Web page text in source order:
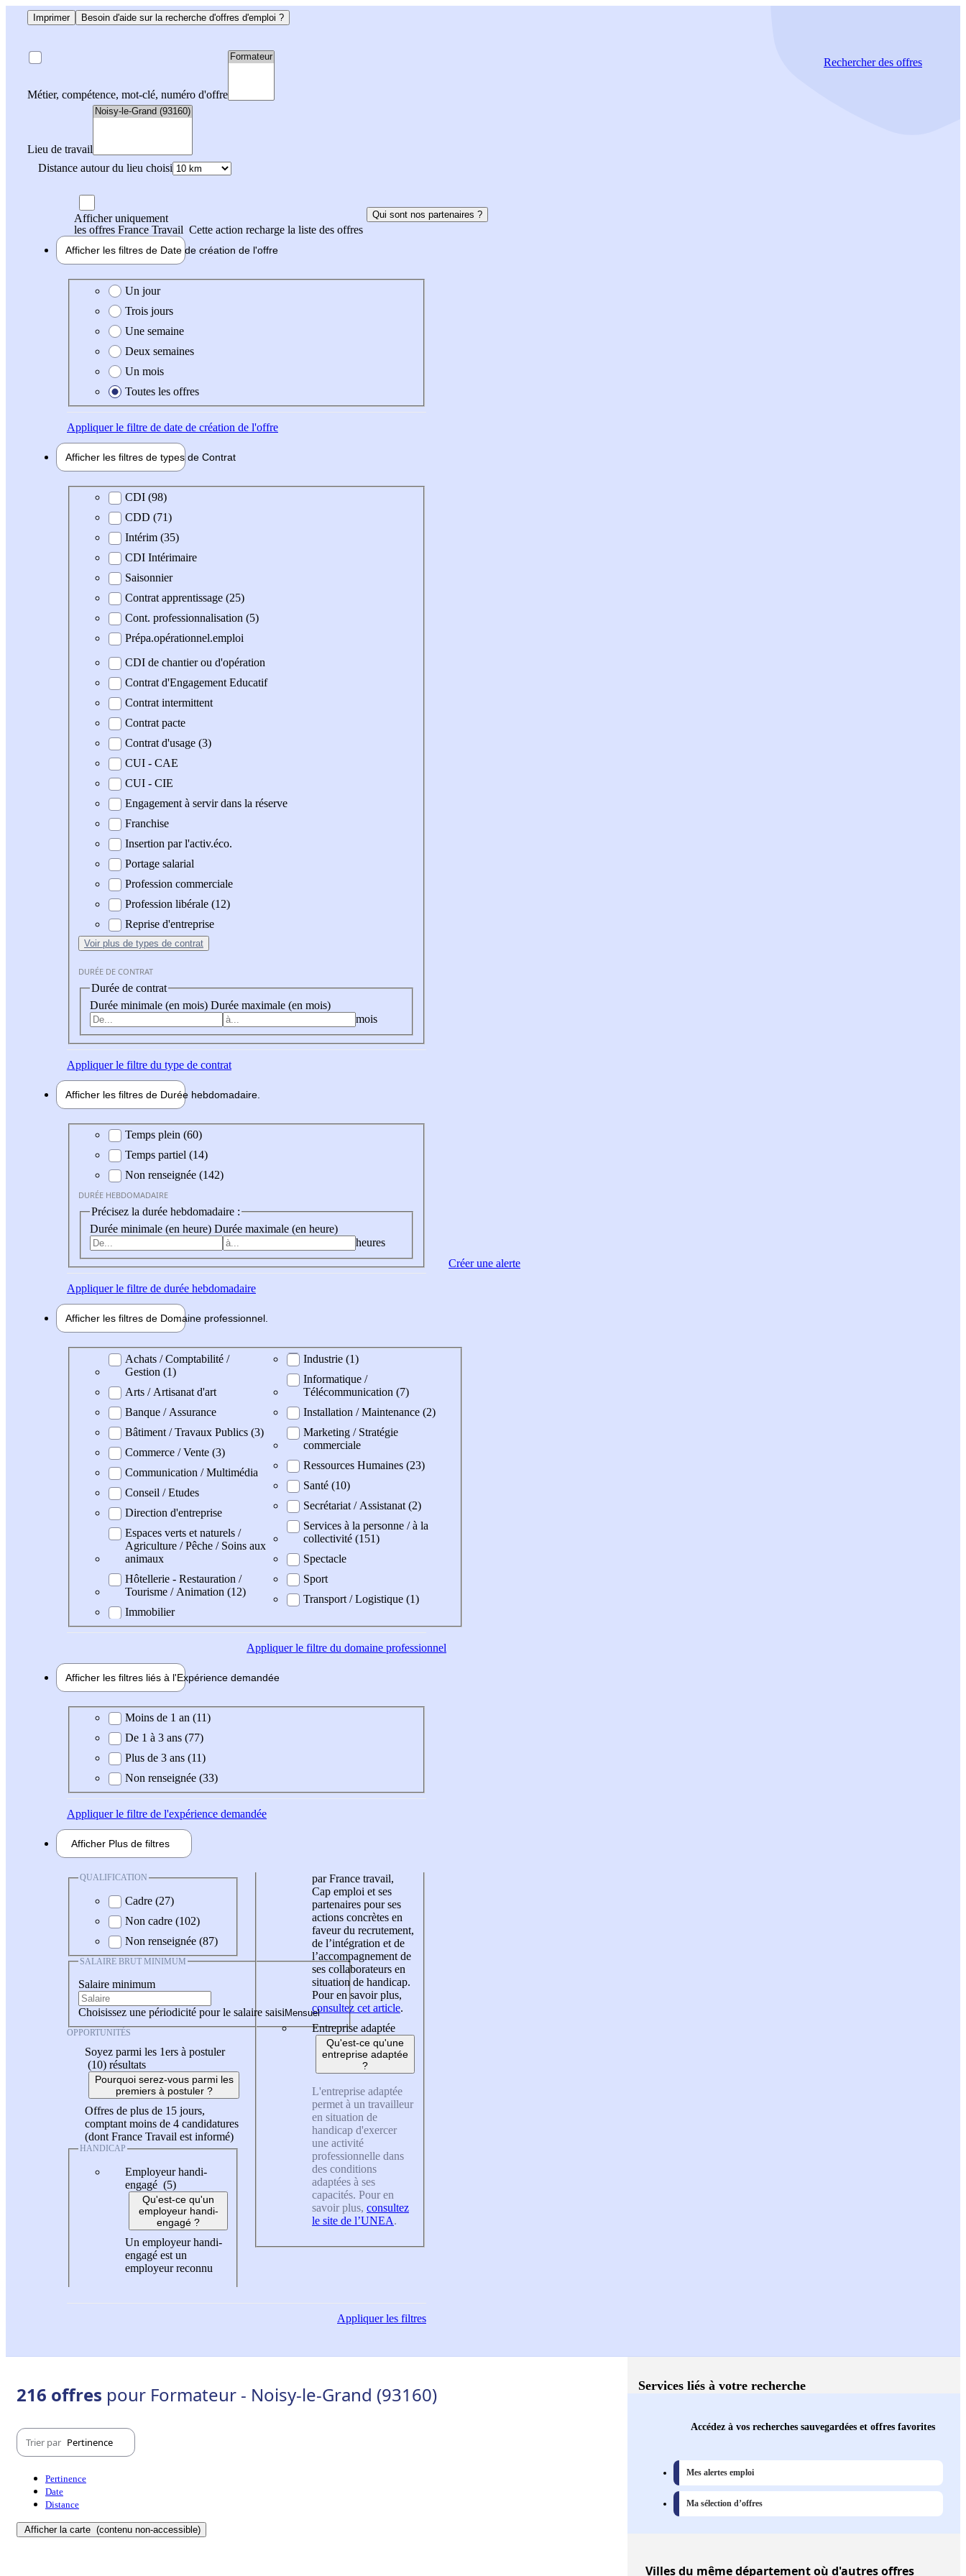
Imprimer Besoin d'aide sur la recherche d'offres d'emploi ?
Métier, compétence, mot-clé, numéro d'offre
Lieu de travail
Distance autour du lieu choisi
Rechercherdes offres
Afficher uniquement
les offres France Travail Cette action recharge la liste des offres
Qui sont nos partenaires ?
Afficher les filtres de Date de création de l'offre
Date de création de l'offre
Un jour
Trois jours
Une semaine
Deux semaines
Un mois
Toutes les offres
Appliquerle filtre de date de création de l'offre
Afficher les filtres de types de Contrat
Type de contratCDI (98)
CDD (71)
Intérim (35)
CDI Intérimaire
Saisonnier
Contrat apprentissage (25)
Cont. professionnalisation (5)
Prépa.opérationnel.emploi
CDI de chantier ou d'opération
Contrat d'Engagement Educatif
Contrat intermittent
Contrat pacte
Contrat d'usage (3)
CUI - CAE
CUI - CIE
Engagement à servir dans la réserve
Franchise
Insertion par l'activ.éco.
Portage salarial
Profession commerciale
Profession libérale (12)
Reprise d'entreprise
Voir plus de types de contrat
DURÉE DE CONTRAT
Durée de contrat
Durée minimale (en mois) Durée maximale (en mois)
mois
Appliquerle filtre du type de contrat
Afficher les filtres de Durée hebdomadaire
Durée hebdomadaire
Temps plein (60)
Temps partiel (14)
Non renseignée (142)
DURÉE HEBDOMADAIRE
Précisez la durée hebdomadaire :
Durée minimale (en heure) Durée maximale (en heure)
heures
Appliquerle filtre de durée hebdomadaire
Afficher les filtres de Domaine professionnel
Domaine professionel
Achats / Comptabilité /
Gestion (1)
Arts / Artisanat d'art
Banque / Assurance
Bâtiment / Travaux Publics (3)
Commerce / Vente (3)
Communication / Multimédia
Conseil / Etudes
Direction d'entreprise
Espaces verts et naturels /
Agriculture / Pêche / Soins aux
animaux
Hôtellerie - Restauration /
Tourisme / Animation (12)
Immobilier
Industrie (1)
Informatique /
Télécommunication (7)
Installation / Maintenance (2)
Marketing / Stratégie
commerciale
Ressources Humaines (23)
Santé (10)
Secrétariat / Assistanat (2)
Services à la personne / à la
collectivité (151)
Spectacle
Sport
Transport / Logistique (1)
Appliquerle filtre du domaine professionnel
Afficher les filtres liés à l'Expérience demandée
Expérience demandée
Moins de 1 an (11)
De 1 à 3 ans (77)
Plus de 3 ans (11)
Non renseignée (33)
Appliquerle filtre de l'expérience demandée
Afficher Plus de filtres
QUALIFICATION
Cadre (27)
Non cadre (102)
Non renseignée (87)
SALAIRE BRUT MINIMUM
Salaire minimum
Choisissez une périodicité pour le salaire saisi
OPPORTUNITÉS
Soyez parmi les 1ers à postuler
(10) résultats
Pourquoi serez-vous parmi les
premiers à postuler ?
Offres de plus de 15 jours,
comptant moins de 4 candidatures
(dont France Travail est informé)
HANDICAP
Employeur handi-
engagé (5)
Qu'est-ce qu'un
employeur handi-
engagé ?
Un employeur handi-
engagé est un
employeur reconnu
par France travail,
Cap emploi et ses
partenaires pour ses
actions concrètes en
faveur du recrutement,
de l’intégration et de
l’accompagnement de
ses collaborateurs en
situation de handicap.
Pour en savoir plus,
consultez cet article.
Entreprise adaptée
Qu'est-ce qu'une
entreprise adaptée
?
L'entreprise adaptée
permet à un travailleur
en situation de
handicap d'exercer
une activité
professionnelle dans
des conditions
adaptées à ses
capacités. Pour en
savoir plus, consultez
le site de l’UNEA.
Appliquerles filtres
Créer une alerte
216 offres pour Formateur - Noisy-le-Grand (93160)
Trier par Pertinence
Pertinence
Date
Distance
Afficher la carte (contenu non-accessible)
Services liés à votre recherche
Accédez à vos recherches sauvegardées et offres favorites
Mes alertes emploi
Ma sélection d’offres
Villesdu même département où d'autres offres